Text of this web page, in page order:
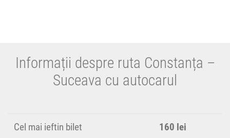
Informații despre ruta Constanța –
Suceava cu autocarul
Cel mai ieftin bilet 160 lei